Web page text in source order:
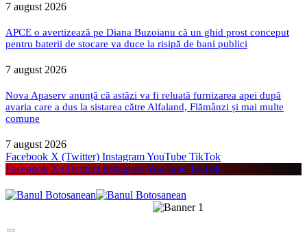
7 august 2026
APCE o avertizează pe Diana Buzoianu că un ghid prost conceput
pentru baterii de stocare va duce la risipă de bani publici
7 august 2026
Nova Apaserv anunță că astăzi va fi reluată furnizarea apei după
avaria care a dus la sistarea către Alfaland, Flămânzi și mai multe
comune
7 august 2026
Facebook X (Twitter) InstagramYouTube TikTok
Facebook X (Twitter) InstagramYouTube TikTok